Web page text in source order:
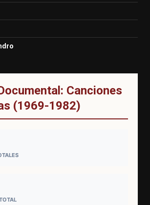
Canciones
(1969-1982)